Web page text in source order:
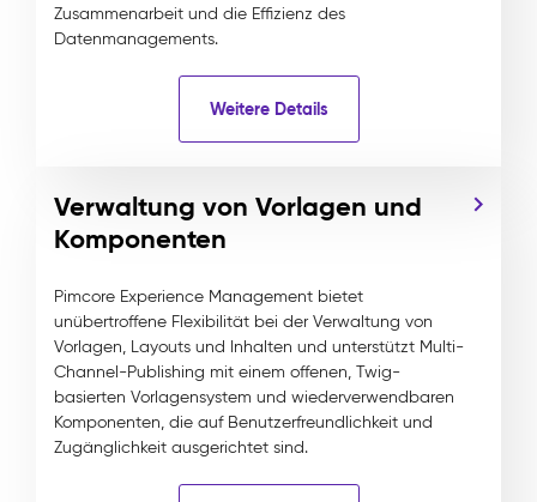
Zusammenarbeit und die Effizienz des
Datenmanagements.
Weitere Details
Verwaltung von Vorlagen und
Komponenten
Pimcore Experience Management bietet
unübertroffene Flexibilität bei der Verwaltung von
Vorlagen, Layouts und Inhalten und unterstützt Multi-
Channel-Publishing mit einem offenen, Twig-
basierten Vorlagensystem und wiederverwendbaren
Komponenten, die auf Benutzerfreundlichkeit und
Zugänglichkeit ausgerichtet sind.